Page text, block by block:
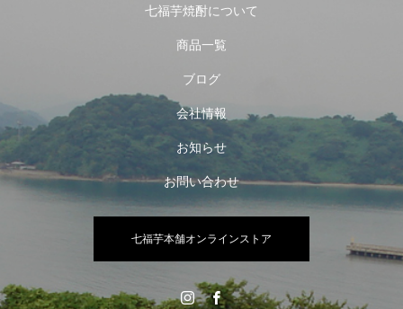
七福芋焼酎について
商品一覧
ブログ
会社情報
お知らせ
お問い合わせ
七福芋本舗オンラインストア